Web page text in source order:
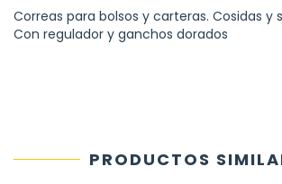
Correas para bolsos y carteras. Cosidas y
Con regulador y ganchos dorados
PRODUCTOS